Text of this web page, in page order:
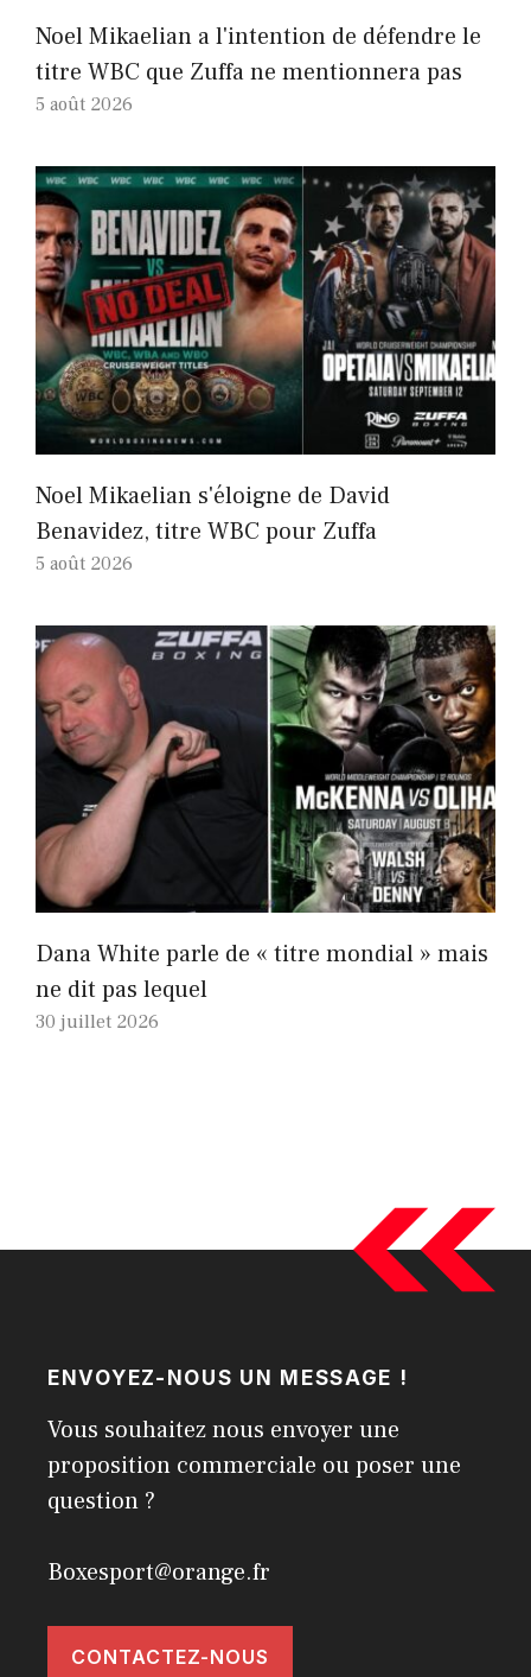
Noel Mikaelian a l'intention de défendre le
titre WBC que Zuffa ne mentionnera pas
5 août 2026
Noel Mikaelian s'éloigne de David
Benavidez, titre WBC pour Zuffa
5 août 2026
Dana White parle de « titre mondial » mais
ne dit pas lequel
30 juillet 2026
ENVOYEZ-NOUS UN MESSAGE !
Vous souhaitez nous envoyer une
proposition commerciale ou poser une
question ?
Boxesport@orange.fr
CONTACTEZ-NOUS